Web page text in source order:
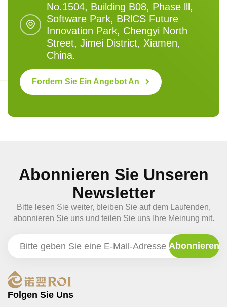
No.1504, Building B08, Phase lll,
Software Park, BRlCS Future
Innovation Park, Chengyi North
Street, Jimei District, Xiamen,
China.
Fordern Sie Ein Angebot An
Abonnieren Sie Unseren
Newsletter
Bitte lesen Sie weiter, bleiben Sie auf dem Laufenden,
abonnieren Sie uns und teilen Sie uns Ihre Meinung mit.
Folgen Sie Uns